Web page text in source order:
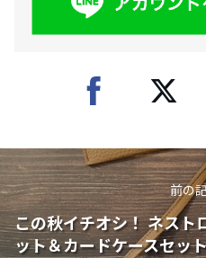
前の
この秋イチオシ！ ネスト
ット＆カードケースセッ